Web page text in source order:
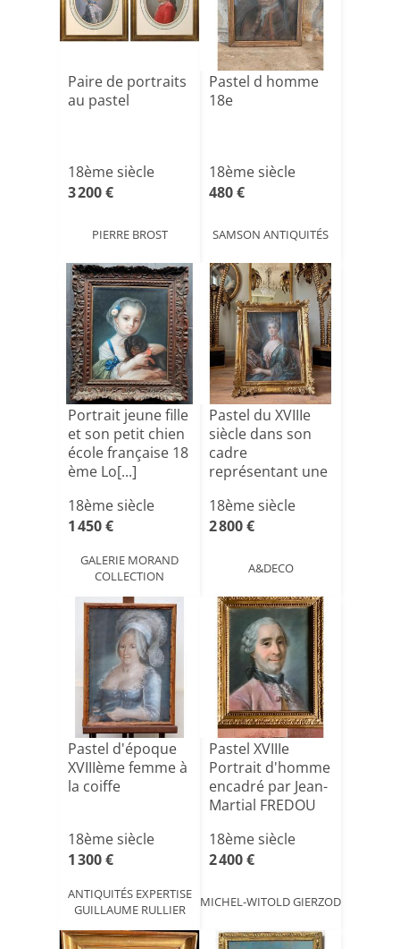
Paire de portraits
au pastel
18ème siècle
3 200 €
PIERRE BROST
Pastel d homme
18e
18ème siècle
480 €
SAMSON ANTIQUITÉS
Portrait jeune fille
et son petit chien
école française 18
ème Lo[...]
18ème siècle
1 450 €
GALERIE MORAND
COLLECTION
Pastel du XVIIIe
siècle dans son
cadre
représentant une
18ème siècle
2 800 €
A&DECO
Pastel d'époque
XVIIIème femme à
la coiffe
18ème siècle
1 300 €
ANTIQUITÉS EXPERTISE
GUILLAUME RULLIER
Pastel XVIIIe
Portrait d'homme
encadré par Jean-
Martial FREDOU
18ème siècle
2 400 €
MICHEL-WITOLD GIERZOD